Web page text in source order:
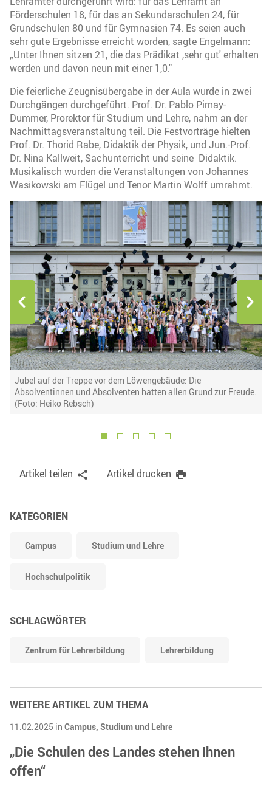
Förderschulen 18, für das an Sekundarschulen 24, für
Grundschulen 80 und für Gymnasien 74. Es seien auch
sehr gute Ergebnisse erreicht worden, sagte Engelmann:
„Unter Ihnen sitzen 21, die das Prädikat ,sehr gut' erhalten
werden und davon neun mit einer 1,0."
Die feierliche Zeugnisübergabe in der Aula wurde in zwei
Durchgängen durchgeführt. Prof. Dr. Pablo Pirnay-
Dummer, Prorektor für Studium und Lehre, nahm an der
Nachmittagsveranstaltung teil. Die Festvorträge hielten
Prof. Dr. Thorid Rabe, Didaktik der Physik, und Jun.-Prof.
Dr. Nina Kallweit, Sachunterricht und seine Didaktik.
Musikalisch wurden die Veranstaltungen von Johannes
Wasikowski am Flügel und Tenor Martin Wolff umrahmt.
Jubel auf der Treppe vor dem Löwengebäude: Die
Absolventinnen und Absolventen hatten allen Grund zur Freude.
(Foto: Heiko Rebsch)
Artikel teilen Artikel drucken
KATEGORIEN
Campus Studium und Lehre
Hochschulpolitik
SCHLAGWÖRTER
Zentrum für Lehrerbildung Lehrerbildung
WEITERE ARTIKEL ZUM THEMA
11.02.2025 in Campus, Studium und Lehre
„Die Schulen des Landes stehen Ihnen
offen“